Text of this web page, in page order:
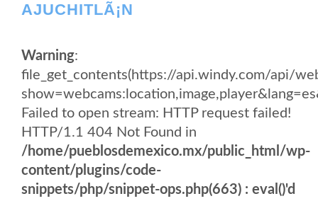
AJUCHITLÃ¡N
Warning:
file_get_contents(https://api.windy.com/api/
Failed to open stream: HTTP request failed!
HTTP/1.1 404 Not Found in
/home/pueblosdemexico.mx/public_html/wp-
content/plugins/code-
snippets/php/snippet-ops.php(663) : eval()'d